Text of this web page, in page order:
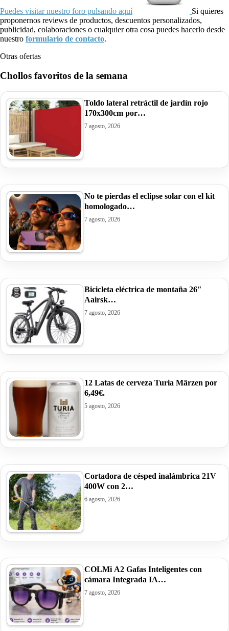
Puedes visitar nuestro foro pulsando aquí
Si quieres
proponernos reviews de productos, descuentos personalizados,
publicidad, colaboraciones o cualquier otra cosa puedes hacerlo desde
nuestro formulario de contacto.
Otras ofertas
Chollos favoritos de la semana
Toldo lateral retráctil de jardín rojo
170x300cm por…
7 agosto, 2026
No te pierdas el eclipse solar con el kit
homologado…
7 agosto, 2026
Bicicleta eléctrica de montaña 26″
Aairsk…
7 agosto, 2026
12 Latas de cerveza Turia Märzen por
6,49€.
5 agosto, 2026
Cortadora de césped inalámbrica 21V
400W con 2…
6 agosto, 2026
COLMi A2 Gafas Inteligentes con
cámara Integrada IA…
7 agosto, 2026